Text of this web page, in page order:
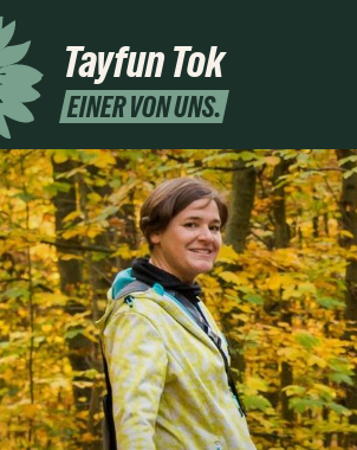
Tayfun Tok
EINER VON UNS.